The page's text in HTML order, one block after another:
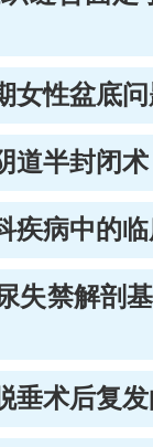
女性盆底
道半封闭术
疾病中的
失禁解剖
垂术后复